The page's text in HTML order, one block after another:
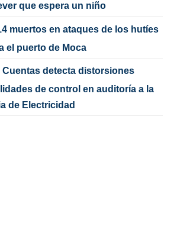
que espera un niño
muertos en ataques de los hutíes
el puerto de Moca
Cuentas detecta distorsiones
de control en auditoría a la
de Electricidad